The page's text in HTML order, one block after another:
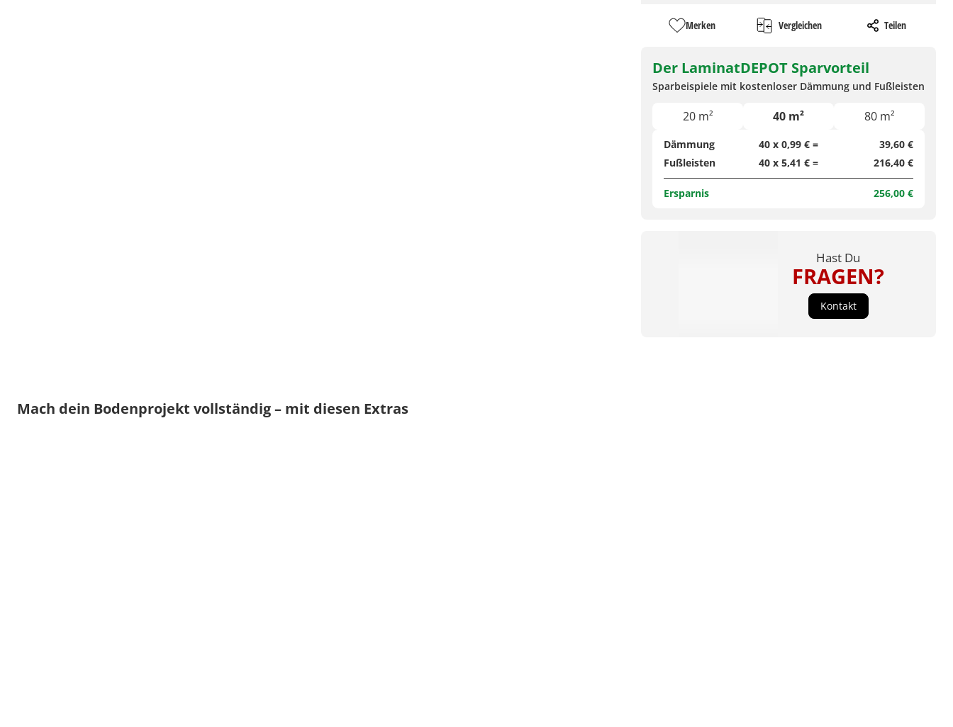
Mach dein Bodenprojekt vollständig – mit diesen Extras
Merken Vergleichen Teilen
Der LaminatDEPOT Sparvorteil
Sparbeispiele mit kostenloser Dämmung und Fußleisten
20 m² 40 m² 80 m²
Dämmung 40 x 0,99 € =
39,60 €
Fußleisten
40 x 5,41 € = 216,40 €
Ersparnis 256,00 €
Hast Du
FRAGEN?
Kontakt